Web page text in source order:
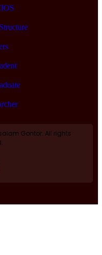
Gontor. All rights